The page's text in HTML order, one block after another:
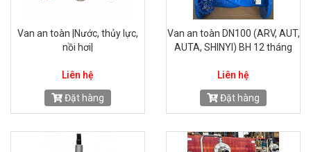
Van an toàn |Nước, thủy lực,
nồi hơi|
Liên hệ
Đặt hàng
Van an toàn DN100 (ARV, AUT,
AUTA, SHINYI) BH 12 tháng
Liên hệ
Đặt hàng